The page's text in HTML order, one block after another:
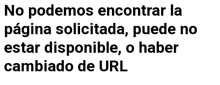
No podemos encontrar la
página solicitada, puede no
estar disponible, o haber
cambiado de URL